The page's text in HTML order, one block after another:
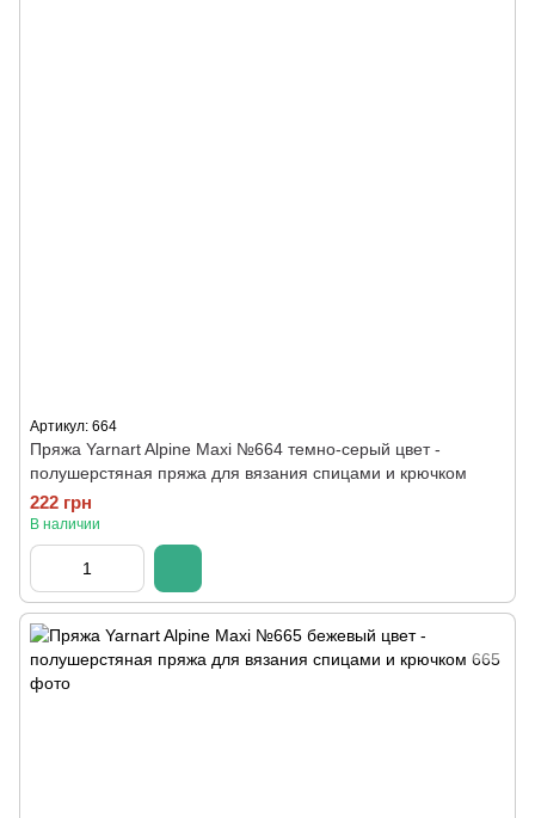
Артикул: 664
Пряжа Yarnart Alpine Maxi №664 темно-серый цвет -
полушерстяная пряжа для вязания спицами и крючком
222 грн
В наличии